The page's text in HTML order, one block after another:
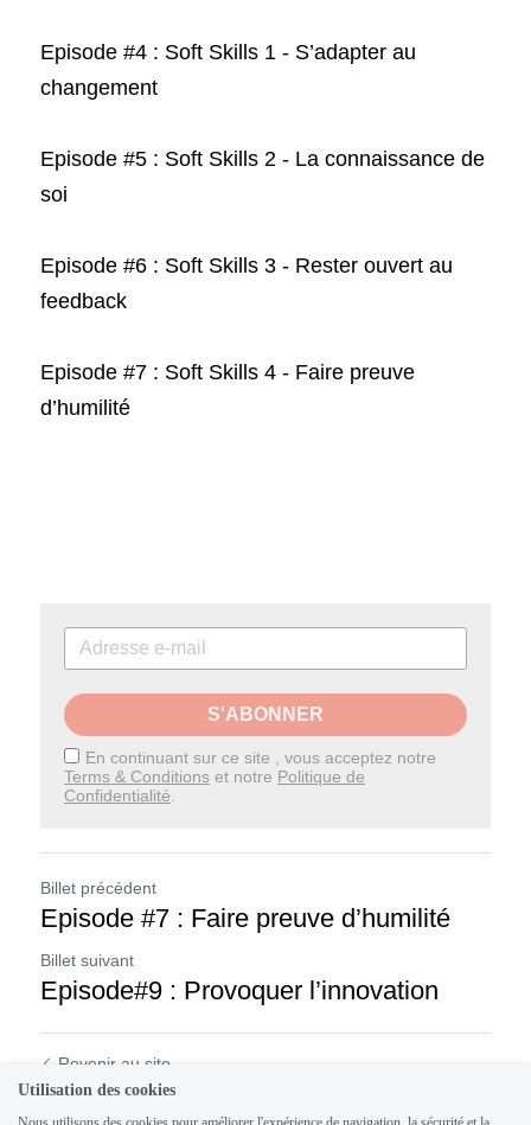
Episode #4 : Soft Skills 1 - S’adapter au
changement
Episode #5 : Soft Skills 2 - La connaissance de
soi
Episode #6 : Soft Skills 3 - Rester ouvert au
feedback
Episode #7 : Soft Skills 4 - Faire preuve
d’humilité
S'ABONNER
En continuant sur ce site , vous acceptez notre
Terms & Conditions et notre Politique de
Confidentialité
Billet précédent
Episode #7 : Faire preuve d’humilité
Billet suivant
Episode#9 : Provoquer l’innovation
Revenir au site
Utilisation des cookies